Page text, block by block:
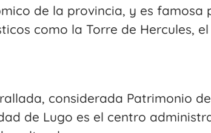
de la provincia, y es famosa
como la Torre de Hercules,
considerada Patrimonio
de Lugo es el centro